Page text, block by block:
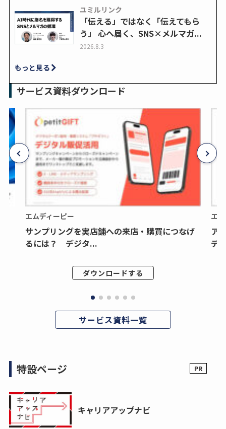
ユミルリンク
「伝える」ではなく「伝えてもら
う」 心へ届く、SNS×メルマガ...
2026.8.3
もっと見る
サービス資料ダウンロード
エムディーピー
サンプリングを実店舗への来店・購買につなげ
るには？ デジタ...
ダウンロードする
エ
ア
デ
サービス資料一覧
特設ページ
キャリアアップナビ